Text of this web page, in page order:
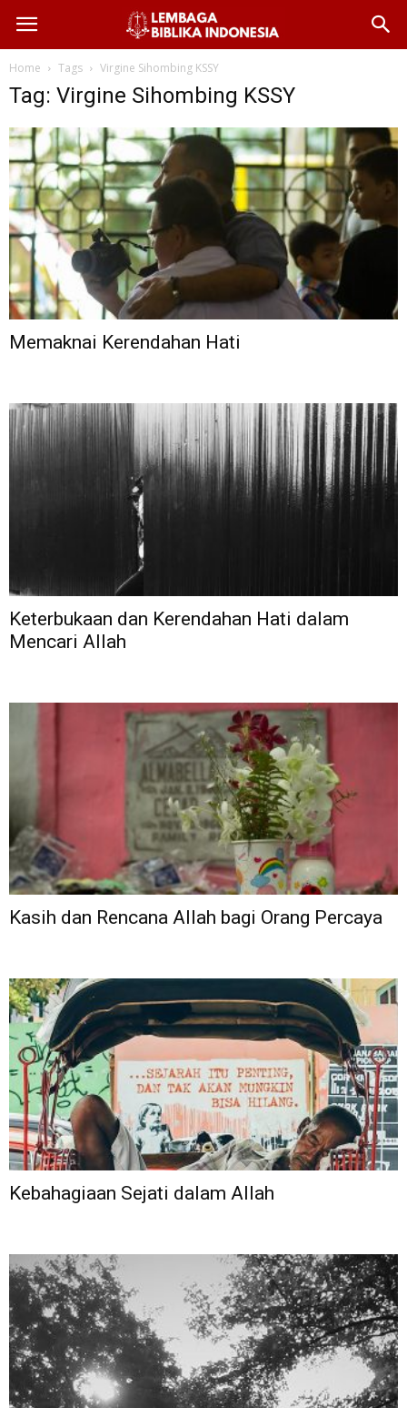
Home Tags Virgine Sihombing KSSY
Tag: Virgine Sihombing KSSY
Memaknai Kerendahan Hati
Keterbukaan dan Kerendahan Hati dalam
Mencari Allah
Kasih dan Rencana Allah bagi Orang Percaya
Kebahagiaan Sejati dalam Allah